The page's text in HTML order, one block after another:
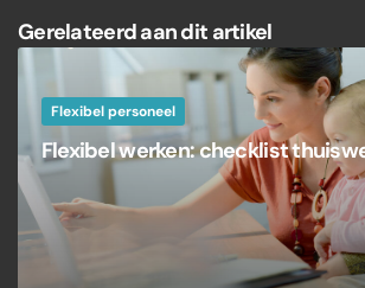
Gerelateerd aan dit artikel
Flexibel personeel
Flexibel werken: checklist